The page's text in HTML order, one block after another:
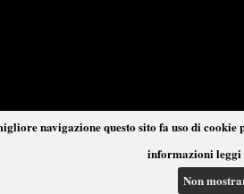
navigazione questo sito fa uso di
informazioni leggi
Non